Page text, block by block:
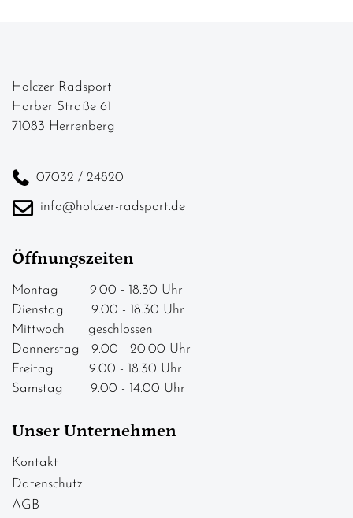
Holczer Radsport
Horber Straße 61
71083 Herrenberg
07032 / 24820
info@holczer-radsport.de
Öffnungszeiten
Montag 9.00 - 18.30 Uhr
Dienstag 9.00 - 18.30 Uhr
Mittwoch geschlossen
Donnerstag 9.00 - 20.00 Uhr
Freitag 9.00 - 18.30 Uhr
Samstag 9.00 - 14.00 Uhr
Unser Unternehmen
Kontakt
Datenschutz
AGB